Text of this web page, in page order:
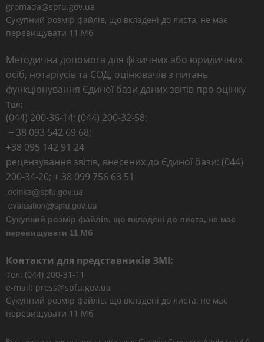
gromada@spfu.gov.ua
Сукупний розмір файлів, що вкладені до листа, не має
перевищувати 11 Мб
Методична допомога для фізичних або юридичних
осіб, нотаріусів та СОД, оцінювачів з питань
функціонування Єдиної бази даних звітів про оцінку
Тел:
(044) 200-36-14; (044) 200-32-58;
+ 38 093 542 69 68;
+38 095 142 91 24
рецензування звітів, внесених до Єдиної бази: (044)
200-34-20; + 38 099 756 63 51
Сукупний розмір файлів, що вкладені до листа, не має
перевищувати 11 Мб
Контакти для представників ЗМІ:
Тел: (044) 200-31-11
e-mail: press@spfu.gov.ua
Сукупний розмір файлів, що вкладені до листа, не має
перевищувати 11 Мб